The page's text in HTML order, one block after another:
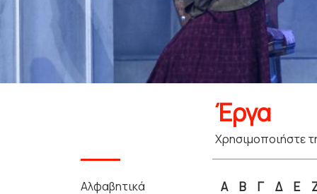
Έργα
Χρησιμοποιήστε
Αλφαβητικά Α Β Γ Δ Ε